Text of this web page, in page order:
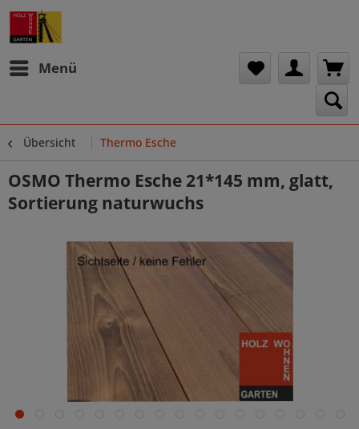
Menü
Übersicht Thermo Esche
OSMO Thermo Esche 21*145 mm, glatt,
Sortierung naturwuchs